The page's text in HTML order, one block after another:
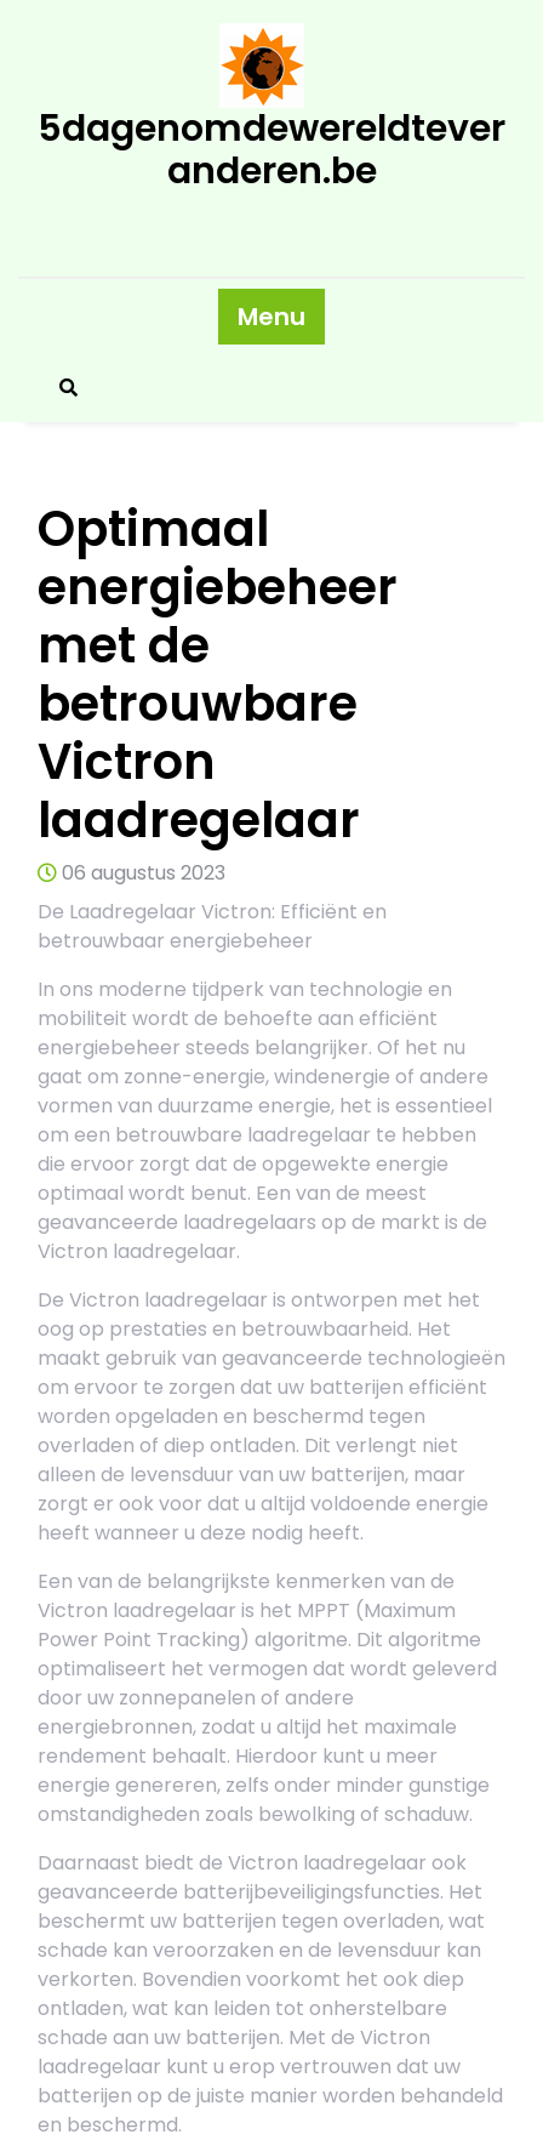
5dagenomdewereldtever
anderen.be
Menu
Optimaal
energiebeheer
met de
betrouwbare
Victron
laadregelaar
06 augustus 2023
De Laadregelaar Victron: Efficiënt en
betrouwbaar energiebeheer
In ons moderne tijdperk van technologie en
mobiliteit wordt de behoefte aan efficiënt
energiebeheer steeds belangrijker. Of het nu
gaat om zonne-energie, windenergie of andere
vormen van duurzame energie, het is essentieel
om een betrouwbare laadregelaar te hebben
die ervoor zorgt dat de opgewekte energie
optimaal wordt benut. Een van de meest
geavanceerde laadregelaars op de markt is de
Victron laadregelaar.
De Victron laadregelaar is ontworpen met het
oog op prestaties en betrouwbaarheid. Het
maakt gebruik van geavanceerde technologieën
om ervoor te zorgen dat uw batterijen efficiënt
worden opgeladen en beschermd tegen
overladen of diep ontladen. Dit verlengt niet
alleen de levensduur van uw batterijen, maar
zorgt er ook voor dat u altijd voldoende energie
heeft wanneer u deze nodig heeft.
Een van de belangrijkste kenmerken van de
Victron laadregelaar is het MPPT (Maximum
Power Point Tracking) algoritme. Dit algoritme
optimaliseert het vermogen dat wordt geleverd
door uw zonnepanelen of andere
energiebronnen, zodat u altijd het maximale
rendement behaalt. Hierdoor kunt u meer
energie genereren, zelfs onder minder gunstige
omstandigheden zoals bewolking of schaduw.
Daarnaast biedt de Victron laadregelaar ook
geavanceerde batterijbeveiligingsfuncties. Het
beschermt uw batterijen tegen overladen, wat
schade kan veroorzaken en de levensduur kan
verkorten. Bovendien voorkomt het ook diep
ontladen, wat kan leiden tot onherstelbare
schade aan uw batterijen. Met de Victron
laadregelaar kunt u erop vertrouwen dat uw
batterijen op de juiste manier worden behandeld
en beschermd.